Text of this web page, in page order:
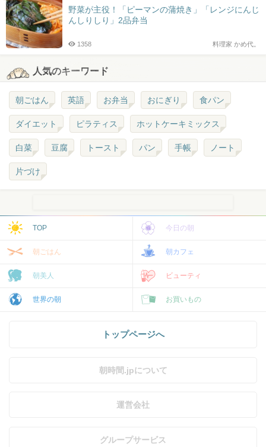
野菜が主役！「ピーマンの蒲焼き」「レンジにんじ
んしりしり」2品弁当
料理家 かめ代。
1358
人気のキーワード
朝ごはん 英語 お弁当 おにぎり 食パン
ダイエット ピラティス ホットケーキミックス
白菜 豆腐 トースト パン 手帳 ノート
片づけ
TOP 今日の朝
朝ごはん 朝カフェ
朝美人 ビューティ
世界の朝 お買いもの
トップページへ
朝時間.jpについて
運営会社
グループサービス